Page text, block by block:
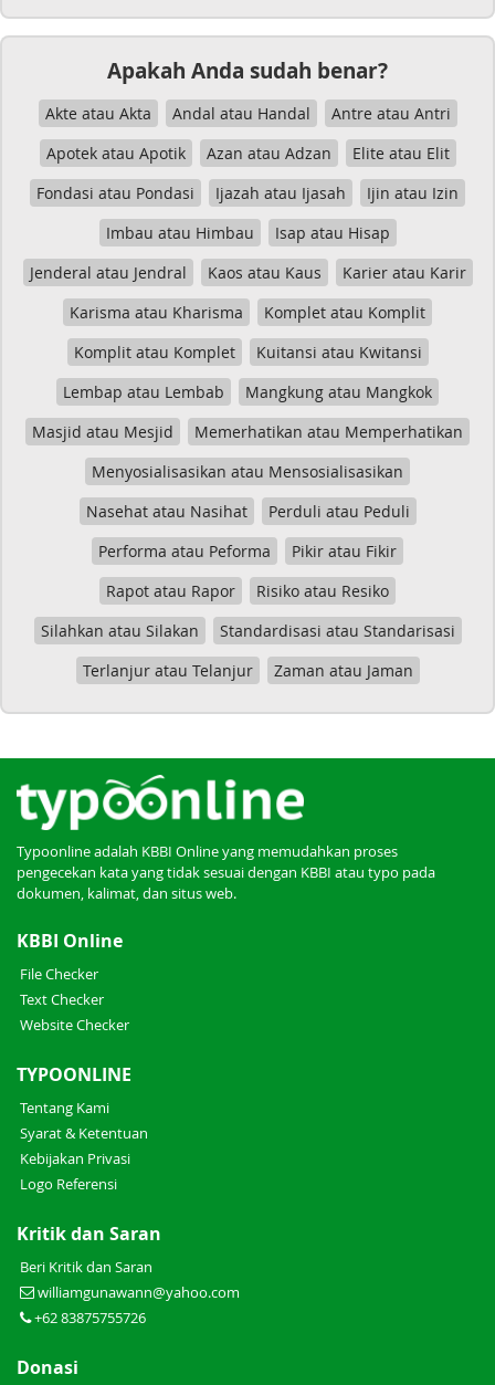
Apakah Anda sudah benar?
Akte atau Akta Andal atau Handal
Antre atau Antri
Apotek atau Apotik
Azan atau Adzan
Elite atau Elit
Fondasi atau Pondasi
Ijazah atau Ijasah
Ijin atau Izin
Imbau atau Himbau
Isap atau Hisap
Jenderal atau Jendral
Kaos atau Kaus
Karier atau Karir
Karisma atau Kharisma
Komplet atau Komplit
Komplit atau Komplet
Kuitansi atau Kwitansi
Lembap atau Lembab
Mangkung atau Mangkok
Masjid atau Mesjid
Memerhatikan atau Memperhatikan
Menyosialisasikan atau Mensosialisasikan
Nasehat atau Nasihat
Perduli atau Peduli
Performa atau Peforma
Pikir atau Fikir
Rapot atau Rapor
Risiko atau Resiko
Silahkan atau Silakan
Standardisasi atau Standarisasi
Terlanjur atau Telanjur
Zaman atau Jaman
Typoonline adalah KBBI Online yang memudahkan proses
pengecekan kata yang tidak sesuai dengan KBBI atau typo pada
dokumen, kalimat, dan situs web.
KBBI Online
File Checker
Text Checker
Website Checker
TYPOONLINE
Tentang Kami
Syarat & Ketentuan
Kebijakan Privasi
Logo Referensi
Kritik dan Saran
Beri Kritik dan Saran
williamgunawann@yahoo.com
+62 83875755726
Donasi